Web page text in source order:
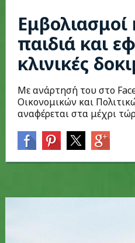
παιδιά και
κλινικές
Με ανάρτησή του στο
Οικονομικών και
αναφέρεται στα μέχρι